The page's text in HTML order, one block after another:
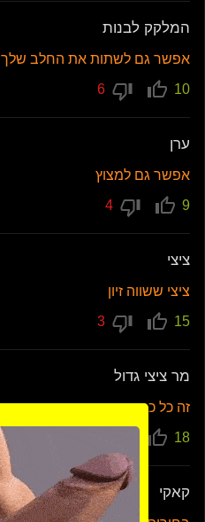
המלקק לבנות
אפשר גם לשתות את החלב שלך
10
ערן
אפשר גם למצוץ
9
ציצי
ציצי ששווה זיון
15
מר ציצי גדול
זה כל כך סקסי
18
קאקי